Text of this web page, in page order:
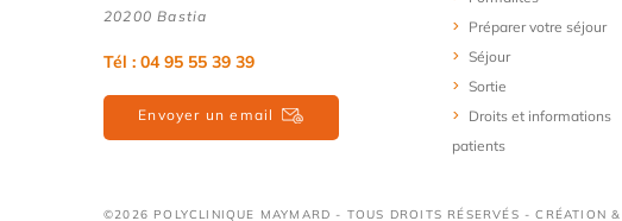
20200 Bastia
Tél : 04 95 55 39 39
Envoyer un email
Préparer votre séjour
Séjour
Sortie
Droits et informations
patients
©2026 POLYCLINIQUE MAYMARD - TOUS DROITS RÉSERVÉS - CRÉATION